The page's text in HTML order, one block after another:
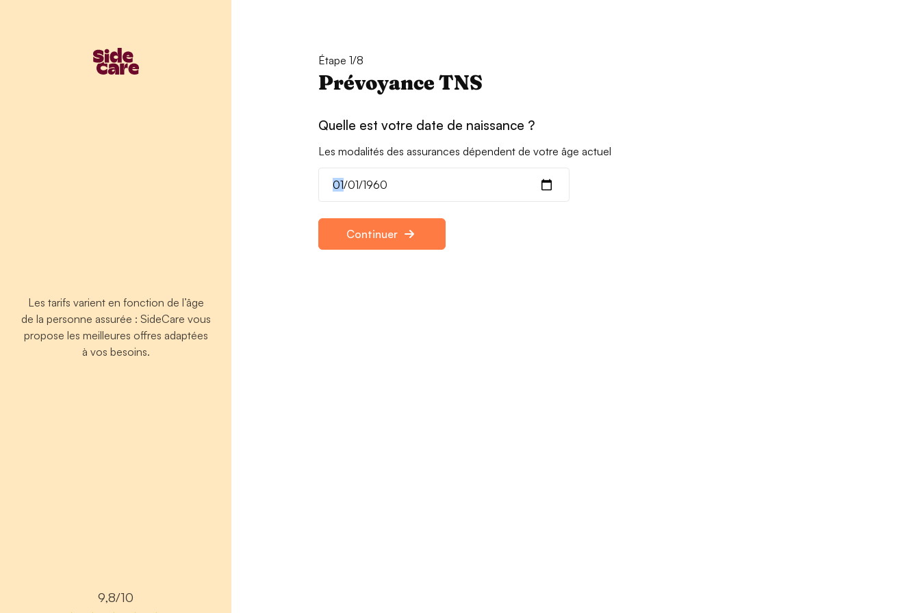
Les tarifs varient en fonction de l’âge
de la personne assurée : SideCare vous
propose les meilleures offres adaptées
à vos besoins.
9,8/10
Étape 1/8
Prévoyance TNS
Quelle est votre date de naissance ?
Les modalités des assurances dépendent de votre âge actuel
Continuer